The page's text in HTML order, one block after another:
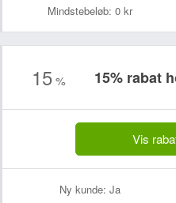
Mindstebeløb: 0 kr
15 % 15% rabat
Vis
Ny kunde: Ja